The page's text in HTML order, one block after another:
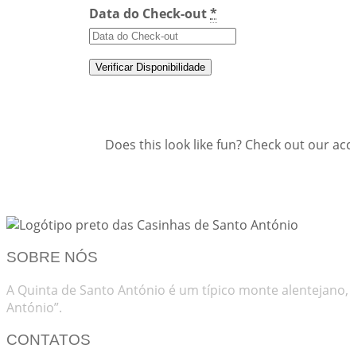
Data do Check-out*
Does this look like fun? Check out our
SOBRE NÓS
A Quinta de Santo António é um típico monte
António”.
CONTATOS